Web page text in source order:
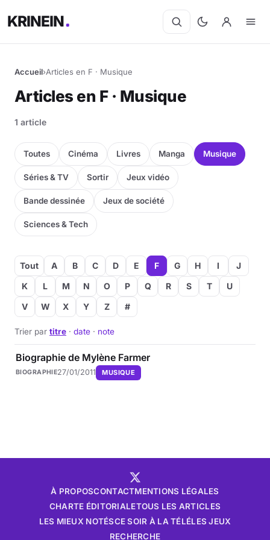
KRINEIN
Cinéma
Séries
Manga
BD
Livres
Jeux vidéo
Jeux de société
Musique
Sciences & Tech
Accueil›Articles en F · Musique
Articles en F · Musique
1 article
Toutes Cinéma Livres Manga Musique
Séries & TV Sortir Jeux vidéo
Bande dessinée Jeux de société
Sciences & Tech
Tout A B C D E F G H I
J
K
L M N O P Q R S T
U
V
W X Y Z #
Trier par titre · date · note
Biographie de Mylène Farmer
BIOGRAPHIE27/01/2011 MUSIQUE
À PROPOSCONTACTMENTIONS LÉGALES
CHARTE ÉDITORIALETOUS LES ARTICLES
LES MIEUX NOTÉSCE SOIR À LA TÉLÉLES JEUX
RECHERCHE